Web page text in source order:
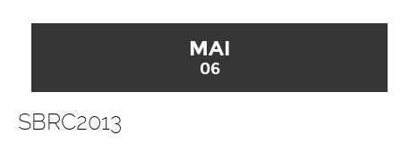
MAI
06
SBRC2013